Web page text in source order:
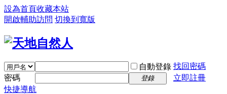
設為首頁收藏本站
開啟輔助訪問 切換到寬版
自動登錄 找回密碼
密碼
登錄
立即註冊
快捷導航